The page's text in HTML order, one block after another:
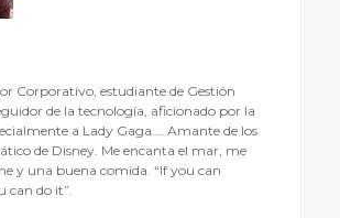
Corporativo, estudiante de Gestión
de la tecnología, aficionado por la
a Lady Gaga…. Amante de los
de Disney. Me encanta el mar, me
y una buena comida. “If you can
can do it”.